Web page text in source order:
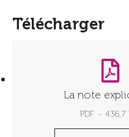
Télécharger
La note
PDF 436,7